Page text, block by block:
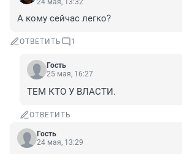
24 мая, 13:32
А кому сейчас легко?
ОТВЕТИТЬ 1
Гость
25 мая, 16:27
ТЕМ КТО У ВЛАСТИ.
ОТВЕТИТЬ
Гость
24 мая, 13:29